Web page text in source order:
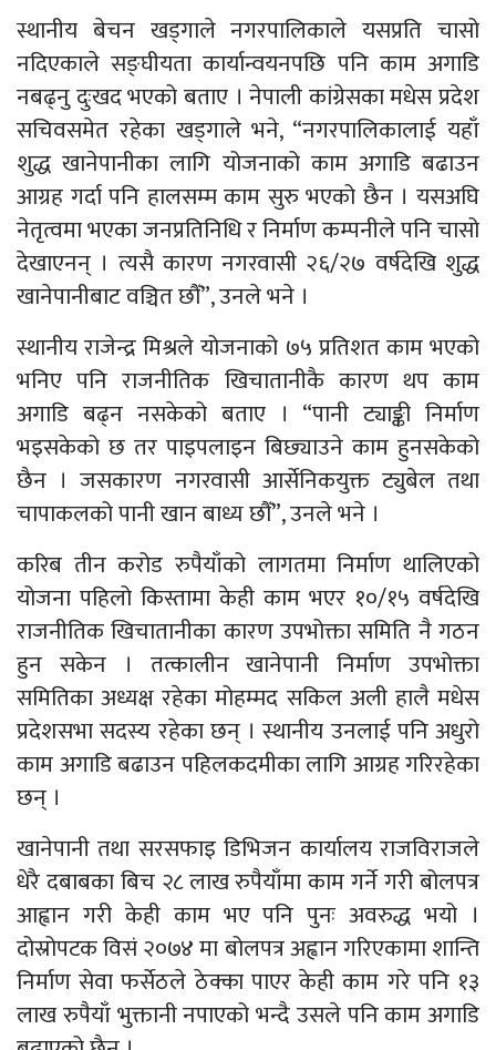
स्थानीय बेचन खड्गाले नगरपालिकाले यसप्रति चासो
नदिएकाले सङ्घीयता कार्यान्वयनपछि पनि काम अगाडि
नबढ्नु दुःखद भएको बताए । नेपाली कांग्रेसका मधेस प्रदेश
सचिवसमेत रहेका खड्गाले भने, “नगरपालिकालाई यहाँ
शुद्ध खानेपानीका लागि योजनाको काम अगाडि बढाउन
आग्रह गर्दा पनि हालसम्म काम सुरु भएको छैन । यसअघि
नेतृत्वमा भएका जनप्रतिनिधि र निर्माण कम्पनीले पनि चासो
देखाएनन् । त्यसै कारण नगरवासी २६/२७ वर्षदेखि शुद्ध
खानेपानीबाट वञ्चित छौँ”, उनले भने ।
स्थानीय राजेन्द्र मिश्रले योजनाको ७५ प्रतिशत काम भएको
भनिए पनि राजनीतिक खिचातानीकै कारण थप काम
अगाडि बढ्न नसकेको बताए । “पानी ट्याङ्की निर्माण
भइसकेको छ तर पाइपलाइन बिछ्याउने काम हुनसकेको
छैन । जसकारण नगरवासी आर्सेनिकयुक्त ट्युबेल तथा
चापाकलको पानी खान बाध्य छौँ”, उनले भने ।
करिब तीन करोड रुपैयाँको लागतमा निर्माण थालिएको
योजना पहिलो किस्तामा केही काम भएर १०/१५ वर्षदेखि
राजनीतिक खिचातानीका कारण उपभोक्ता समिति नै गठन
हुन सकेन । तत्कालीन खानेपानी निर्माण उपभोक्ता
समितिका अध्यक्ष रहेका मोहम्मद सकिल अली हालै मधेस
प्रदेशसभा सदस्य रहेका छन् । स्थानीय उनलाई पनि अधुरो
काम अगाडि बढाउन पहिलकदमीका लागि आग्रह गरिरहेका
छन् ।
खानेपानी तथा सरसफाइ डिभिजन कार्यालय राजविराजले
धेरै दबाबका बिच २८ लाख रुपैयाँमा काम गर्ने गरी बोलपत्र
आह्वान गरी केही काम भए पनि पुनः अवरुद्ध भयो ।
दोस्रोपटक विसं २०७४ मा बोलपत्र अह्वान गरिएकामा शान्ति
निर्माण सेवा फर्सेठले ठेक्का पाएर केही काम गरे पनि १३
लाख रुपैयाँ भुक्तानी नपाएको भन्दै उसले पनि काम अगाडि